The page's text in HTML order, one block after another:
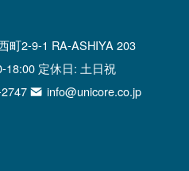
町2-9-1 RA-ASHIYA 203
18:00 定休日: 土日祝
2747 info@unicore.co.jp